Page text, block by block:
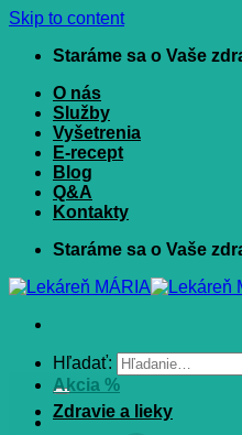
Skip to content
Staráme sa o Vaše
O nás
Služby
Vyšetrenia
E-recept
Blog
Q&A
Kontakty
Staráme sa o Vaše
Hľadať:
Akcia %
Zdravie a lieky